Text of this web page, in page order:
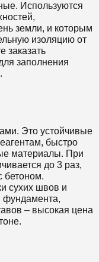
Используются
земли, и которым
изоляцию от
заказать
заполнения
Это устойчивые
быстро
материалы. При
до 3 раз,
бетоном.
сухих швов и
фундамента,
– высокая цена